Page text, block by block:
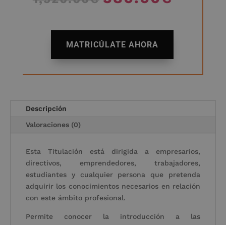
precio
era:
1,520.00€.
es:
MATRICÚLATE AHORA
e
:
Descripción
Valoraciones (0)
Esta Titulación está dirigida a empresarios,
directivos, emprendedores, trabajadores,
estudiantes y cualquier persona que pretenda
adquirir los conocimientos necesarios en relación
con este ámbito profesional.
Permite conocer la introducción a las